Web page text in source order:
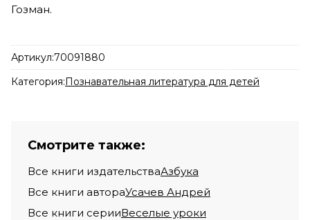
Гозман.
Артикул:70091880
Категория:Познавательная литература для детей
Смотрите также:
Все книги издательстваАзбука
Все книги автораУсачев Андрей
Все книги серииВеселые уроки